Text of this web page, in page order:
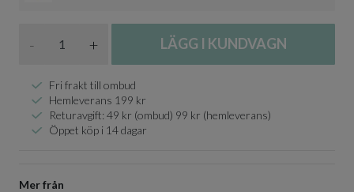
- + LÄGG I KUNDVAGN
Fri frakt till ombud
Hemleverans 199 kr
Returavgift: 49 kr (ombud) 99 kr (hemleverans)
Öppet köp i 14 dagar
Mer från